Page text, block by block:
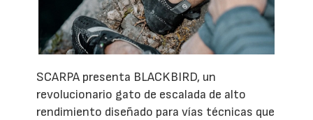
SCARPA presenta BLACKBIRD, un
revolucionario gato de escalada de alto
rendimiento diseñado para vías técnicas que